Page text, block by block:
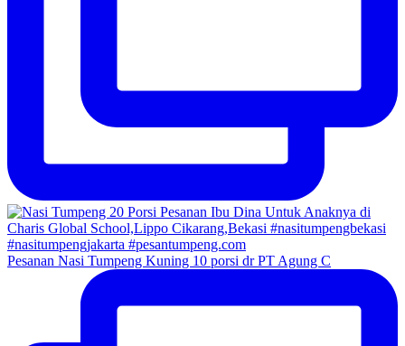
Pesanan Nasi Tumpeng Kuning 10 porsi dr PT Agung C